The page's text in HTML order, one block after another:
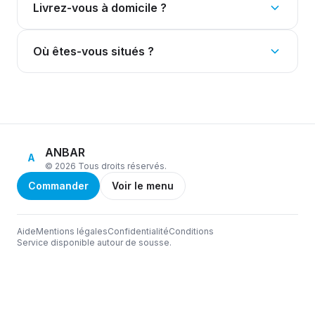
Livrez-vous à domicile ?
Où êtes-vous situés ?
A ANBAR
© 2026 Tous droits réservés.
Commander Voir le menu
AideMentions légalesConfidentialitéConditions
Service disponible autour de sousse.